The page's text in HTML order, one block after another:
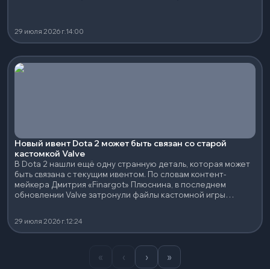
29 июля 2026 г.14:00
Новый ивент Dota 2 может быть связан со старой
кастомкой Valve
В Dota 2 нашли ещё одну странную деталь, которая может
быть связана с текущим ивентом. По словам контент-
мейкера Дмитрия «Finargot» Плюснина, в последнем
обновлении Valve затронули файлы кастомной игры
29 июля 2026 г.12:24
« ‹ › »